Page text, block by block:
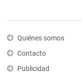
Quiénes somos
Contacto
Publicidad